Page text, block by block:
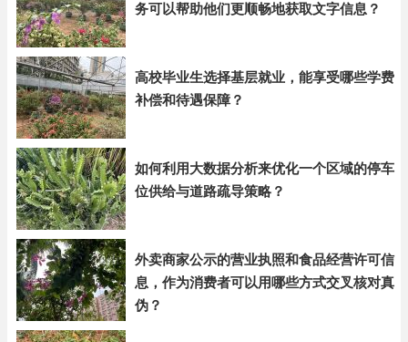
务可以帮助他们更顺畅地获取文字信息？
高校毕业生选择基层就业，能享受哪些学费
补偿和待遇保障？
如何利用大数据分析来优化一个区域的停车
位供给与道路疏导策略？
外卖商家公示的营业执照和食品经营许可信
息，作为消费者可以用哪些方式交叉核对真
伪？